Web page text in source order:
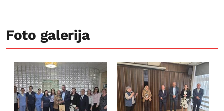
Foto galerija